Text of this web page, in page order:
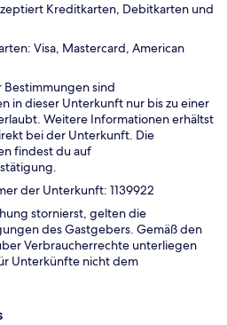
Kreditkarten, Debitkarten und
Visa, Mastercard, American
sind
in dieser Unterkunft nur bis zu einer
Weitere Informationen erhältst
bei der Unterkunft. Die
findest du auf
der Unterkunft: 1139922
stornierst, gelten die
des Gastgebers. Gemäß den
Verbraucherrechte unterliegen
Unterkünfte nicht dem